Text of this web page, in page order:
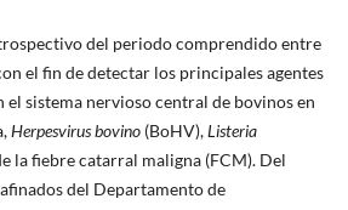
del periodo comprendido entre
el fin de detectar los principales agentes
el sistema nervioso central de bovinos en
Herpesvirus bovino (BoHV),Listeria
la fiebre catarral maligna (FCM). Del
del Departamento de